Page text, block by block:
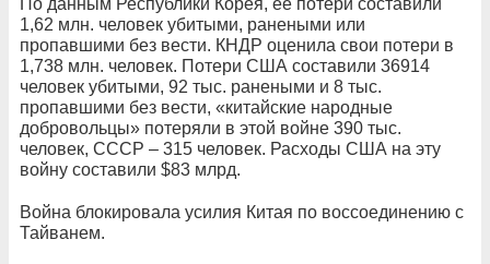
По данным Республики Корея, её потери составили
1,62 млн. человек убитыми, ранеными или
пропавшими без вести. КНДР оценила свои потери в
1,738 млн. человек. Потери США составили 36914
человек убитыми, 92 тыс. ранеными и 8 тыс.
пропавшими без вести, «китайские народные
добровольцы» потеряли в этой войне 390 тыс.
человек, СССР – 315 человек. Расходы США на эту
войну составили $83 млрд.
Война блокировала усилия Китая по воссоединению с
Тайванем.